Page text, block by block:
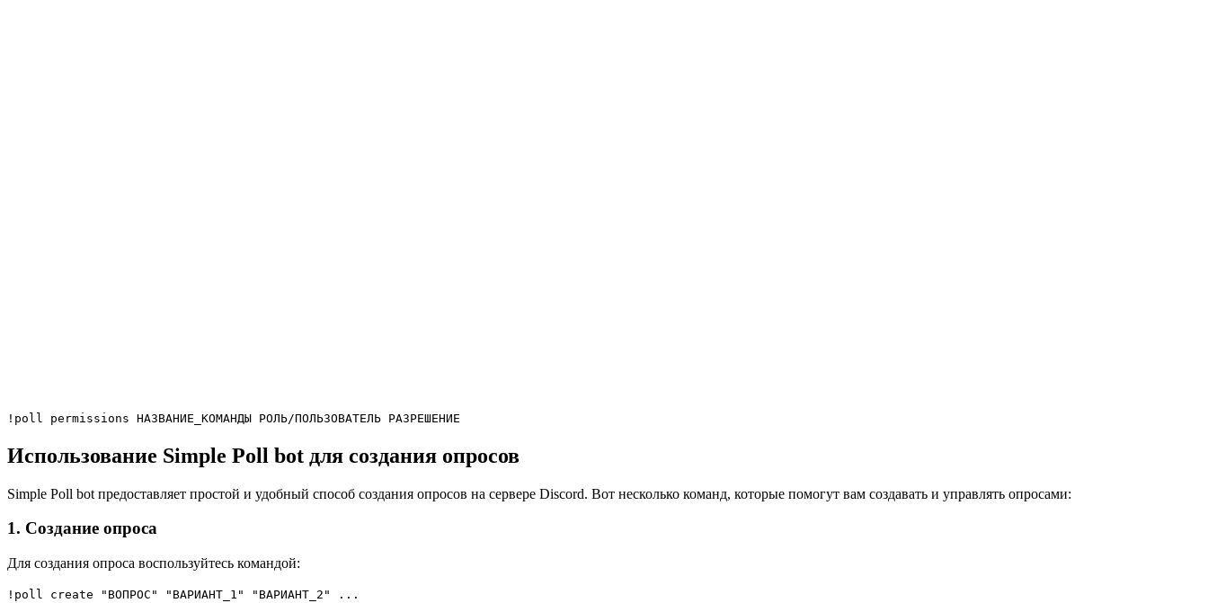
!poll permissions НАЗВАНИЕ_КОМАНДЫ РОЛЬ/ПОЛЬЗОВАТЕЛЬ РАЗРЕШЕНИЕ
Использование Simple Poll bot для создания опросов
Simple Poll bot предоставляет простой и удобный способ создания опросов на сервере Discord. Вот несколько команд, которые помогут вам создавать и управлять опросами:
1. Создание опроса
Для создания опроса воспользуйтесь командой:
!poll create "ВОПРОС" "ВАРИАНТ_1" "ВАРИАНТ_2" ...